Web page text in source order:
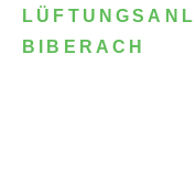
BIBERACH